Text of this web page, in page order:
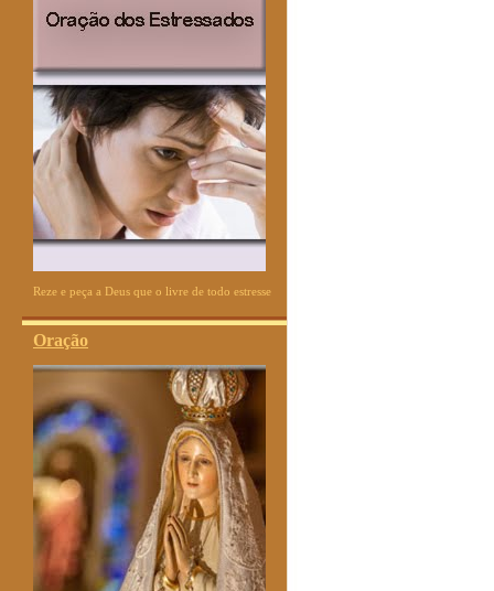
Reze e peça a Deus que o livre de todo estresse
Oração